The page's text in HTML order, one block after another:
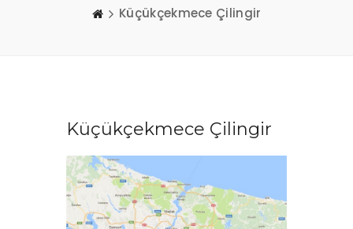
Küçükçekmece Çilingir
Küçükçekmece Çilingir